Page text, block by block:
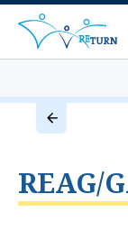
Qendra
REAG/